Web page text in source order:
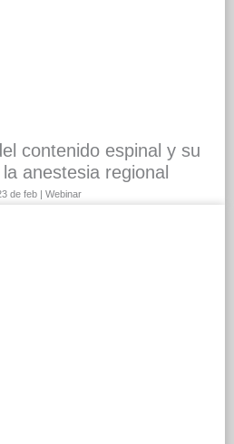
contenido espinal y su
anestesia regional
de feb | Webinar